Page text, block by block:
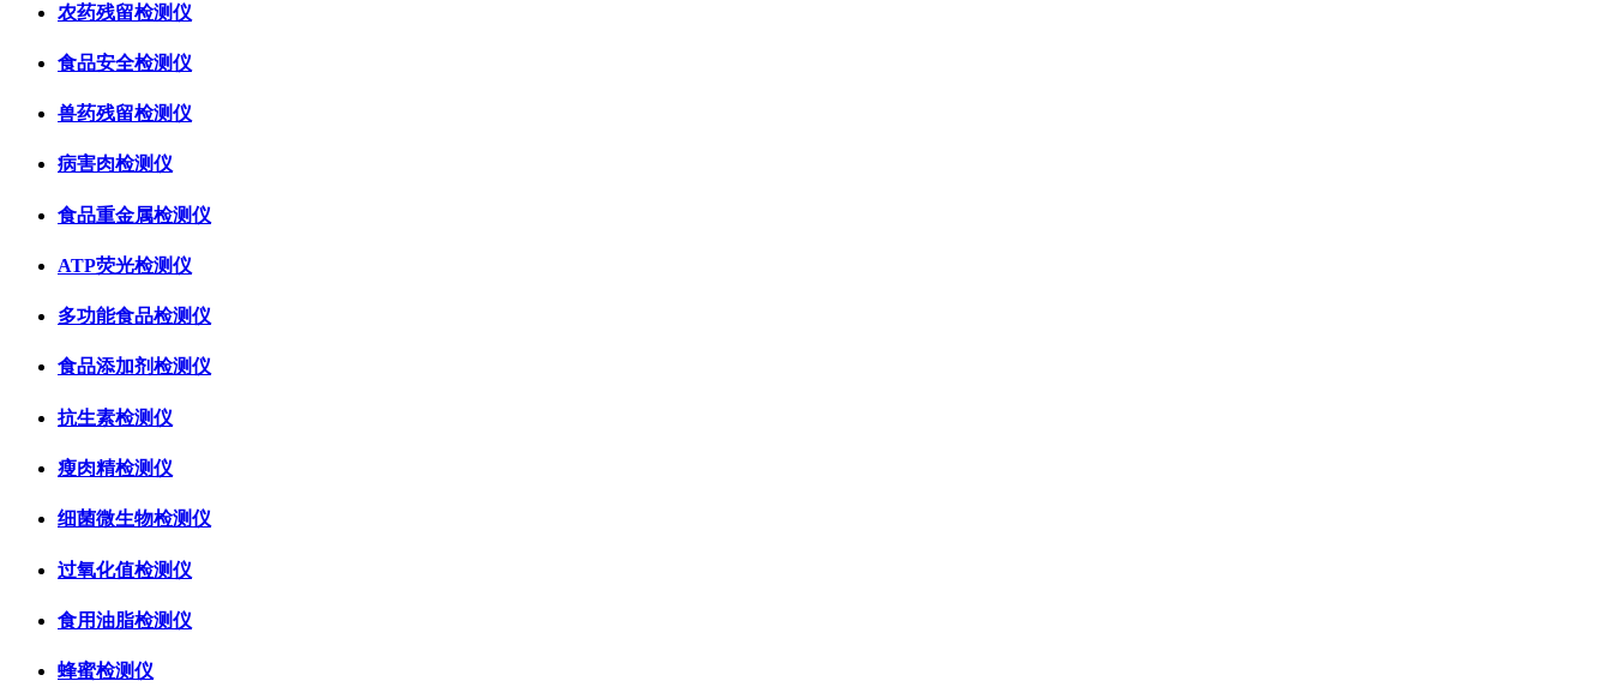
农药残留检测仪
食品安全检测仪
兽药残留检测仪
病害肉检测仪
食品重金属检测仪
ATP荧光检测仪
多功能食品检测仪
食品添加剂检测仪
抗生素检测仪
瘦肉精检测仪
细菌微生物检测仪
过氧化值检测仪
食用油脂检测仪
蜂蜜检测仪